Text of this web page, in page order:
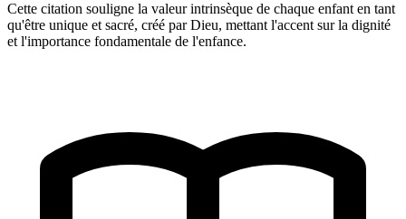
Cette citation souligne la valeur intrinsèque de chaque enfant en tant
qu'être unique et sacré, créé par Dieu, mettant l'accent sur la dignité
et l'importance fondamentale de l'enfance.